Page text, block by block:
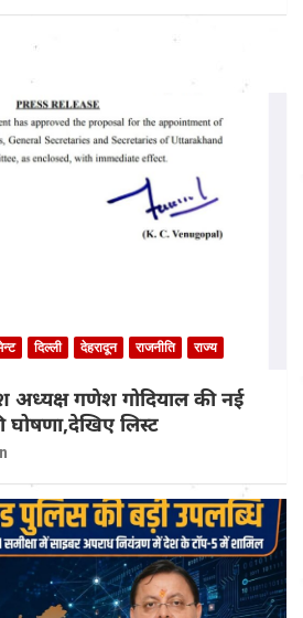
दिल्ली देहरादून राजनीति राज्य
अध्यक्ष गणेश गोदियाल की नई
घोषणा,देखिए लिस्ट